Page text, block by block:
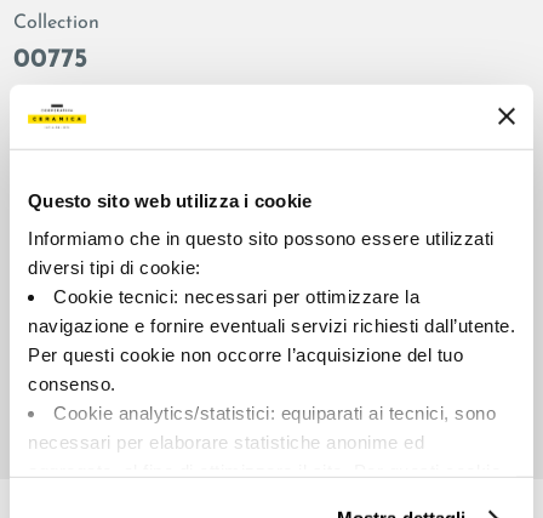
Questo sito web utilizza i cookie
Informiamo che in questo sito possono essere utilizzati
diversi tipi di cookie:
Cookie tecnici: necessari per ottimizzare la
navigazione e fornire eventuali servizi richiesti dall’utente.
Per questi cookie non occorre l’acquisizione del tuo
consenso.
Cookie analytics/statistici: equiparati ai tecnici, sono
necessari per elaborare statistiche anonime ed
Collection
00775
Couleur:
Ivoire
Fond
Format:
30.0x60.0
mat
Stonalisation:
Unité de measure:
MQ
Share: